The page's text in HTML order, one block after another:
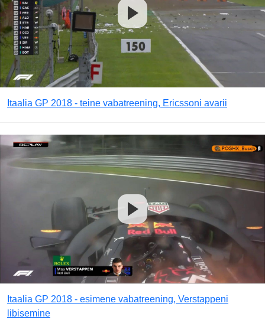
Itaalia GP 2018 - teine vabatreening, Ericssoni avarii
Itaalia GP 2018 - esimene vabatreening, Verstappeni
libisemine